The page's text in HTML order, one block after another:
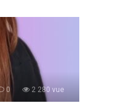
0 2 280 vue